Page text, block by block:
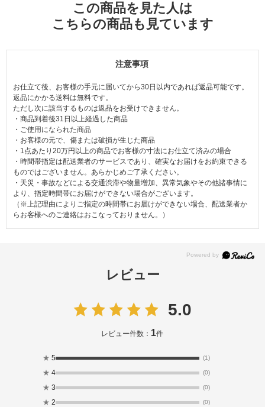
この商品を見た人は
こちらの商品も見ています
注意事項
お仕立て後、お客様の手元に届いてから30日以内であれば返品可能です。
返品にかかる送料は無料です。
ただし次に該当するものは返品をお受けできません。
・商品到着後31日以上経過した商品
・ご使用になられた商品
・お客様の元で、傷または破損が生じた商品
・1点あたり20万円以上の商品でお客様の寸法にお仕立て済みの場合
・時間帯指定は配送業者のサービスであり、確実なお届けをお約束できる
ものではございません。あらかじめご了承ください。
・天災・事故などによる交通渋滞や物量増加、異常気象やその他諸事情に
より、指定時間帯にお届けができない場合がございます。
（※上記理由によりご指定の時間帯にお届けができない場合、配送業者か
らお客様へのご連絡はおこなっておりません。）
レビュー
5.0
レビュー件数： 1件
★ 5 (1)
★ 4 (0)
★ 3 (0)
★ 2 (0)